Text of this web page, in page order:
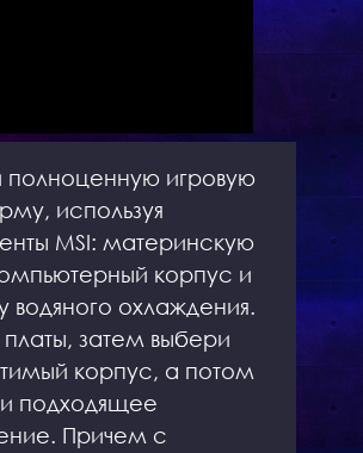
игровую
используя
MSI: материнскую
корпус и
водяного охлаждения.
затем выбери
корпус, а потом
подходящее
Причем с